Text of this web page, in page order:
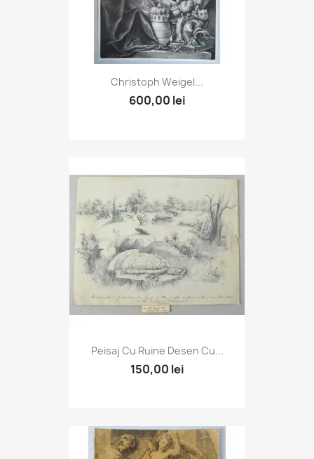
Christoph Weigel...
600,00 lei
Peisaj Cu Ruine Desen Cu...
150,00 lei